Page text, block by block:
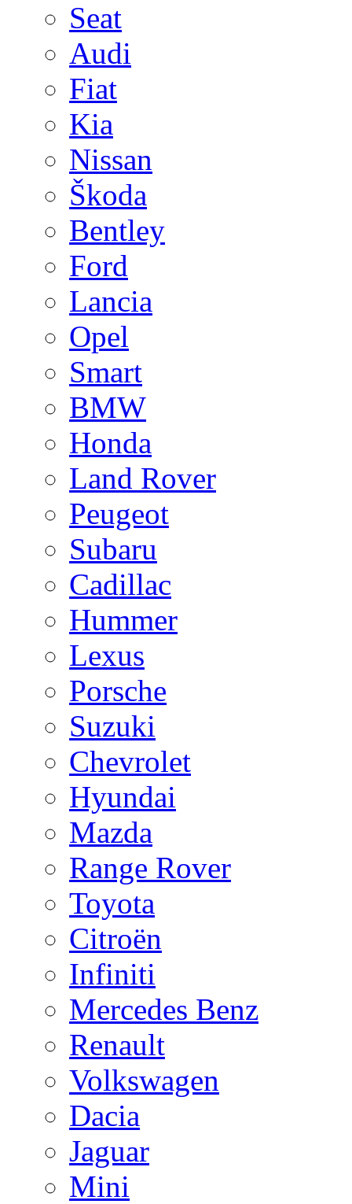
Seat
Audi
Fiat
Kia
Nissan
Škoda
Bentley
Ford
Lancia
Opel
Smart
BMW
Honda
Land Rover
Peugeot
Subaru
Cadillac
Hummer
Lexus
Porsche
Suzuki
Chevrolet
Hyundai
Mazda
Range Rover
Toyota
Citroën
Infiniti
Mercedes Benz
Renault
Volkswagen
Dacia
Jaguar
Mini